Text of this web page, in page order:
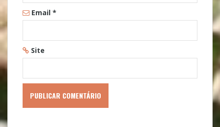
Email *
Site